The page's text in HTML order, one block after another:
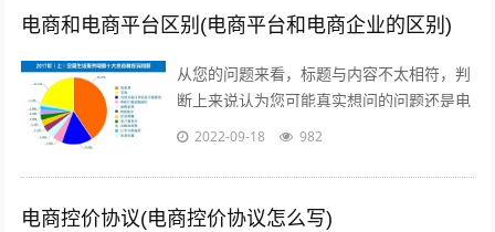
电商和电商平台区别(电商平台和电商企业的区别)
从您的问题来看，标题与内容不太相符，判
断上来说认为您可能真实想问的问题还是电
商真的挣钱吗能挣多少美容的行业怎么样在
2022-09-18 982
电商控价协议(电商控价协议怎么写)